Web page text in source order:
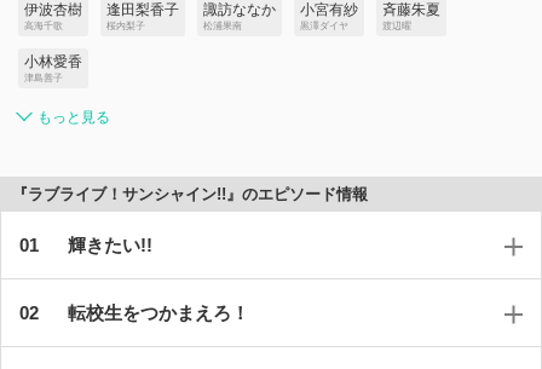
伊波杏樹
高海千歌
逢田梨香子
桜内梨子
諏訪ななか
松浦果南
小宮有紗
黒澤ダイヤ
斉藤朱夏
渡辺曜
小林愛香
津島善子
もっと見る
『ラブライブ！サンシャイン!!』のエピソード情報
輝きたい!!
転校生をつかまえろ！